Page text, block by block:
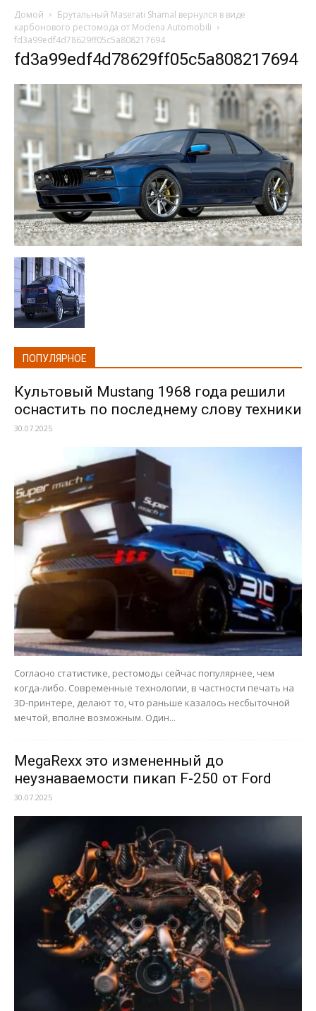
Домой
Брутальный Maserati Shamal вернулся в виде
карбонового рестомода от Modena Automobili
fd3a99edf4d78629ff05c5a808217694
fd3a99edf4d78629ff05c5a808217694
ПОПУЛЯРНОЕ
Культовый Mustang 1968 года решили
оснастить по последнему слову техники
30.07.2025
Согласно статистике, рестомоды сейчас популярнее, чем
когда-либо. Современные технологии, в частности печать на
3D-принтере, делают то, что раньше казалось несбыточной
мечтой, вполне возможным. Один...
MegaRexx это измененный до
неузнаваемости пикап F-250 от Ford
30.07.2025